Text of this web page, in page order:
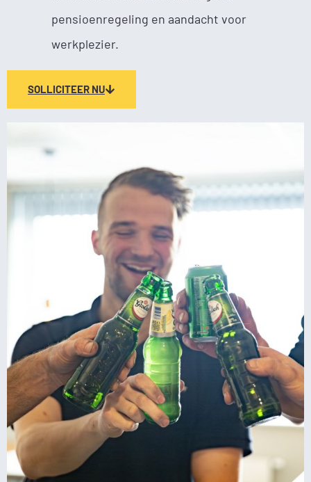
pensioenregeling en aandacht voor
werkplezier.
SOLLICITEER NU